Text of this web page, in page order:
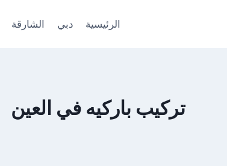
الرئيسية دبي الشارقة
تركيب باركيه في العين